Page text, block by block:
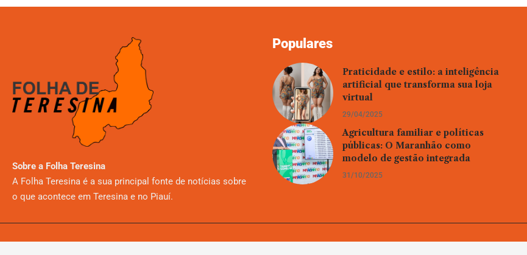
Sobre a Folha Teresina
A Folha Teresina é a sua principal fonte de notícias sobre
o que acontece em Teresina e no Piauí.
Populares
Praticidade e estilo: a inteligência
artificial que transforma sua loja
virtual
29/04/2025
Agricultura familiar e políticas
públicas: O Maranhão como
modelo de gestão integrada
31/10/2025